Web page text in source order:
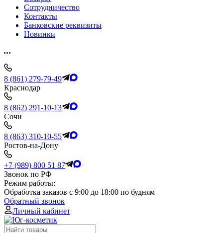
Сотрудничество
Контакты
Банковские реквизиты
Новинки
8 (861) 279-79-49
Краснодар
8 (862) 291-10-13
Сочи
8 (863) 310-10-55
Ростов-на-Дону
+7 (989) 800 51 87
Звонок по РФ
Режим работы:
Обработка заказов с 9:00 до 18:00 по будням
Обратный звонок
Личный кабинет